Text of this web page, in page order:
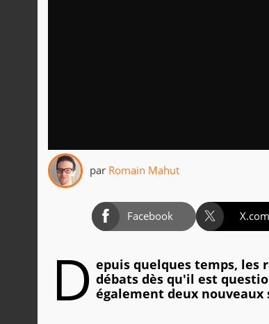
par Romain Mahut
Facebook X.com
D epuis quelques temps, les
débats dès qu'il est
également deux nouveaux